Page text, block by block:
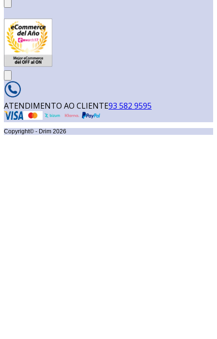
ATENDIMENTO AO CLIENTE93 582 9595
Copyright© - Drim 2026